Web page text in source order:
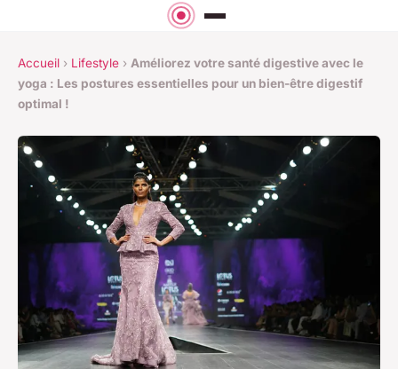
Accueil › Lifestyle › Améliorez votre santé digestive avec le
yoga : Les postures essentielles pour un bien-être digestif
optimal !